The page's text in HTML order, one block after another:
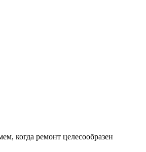
когда ремонт целесообразен